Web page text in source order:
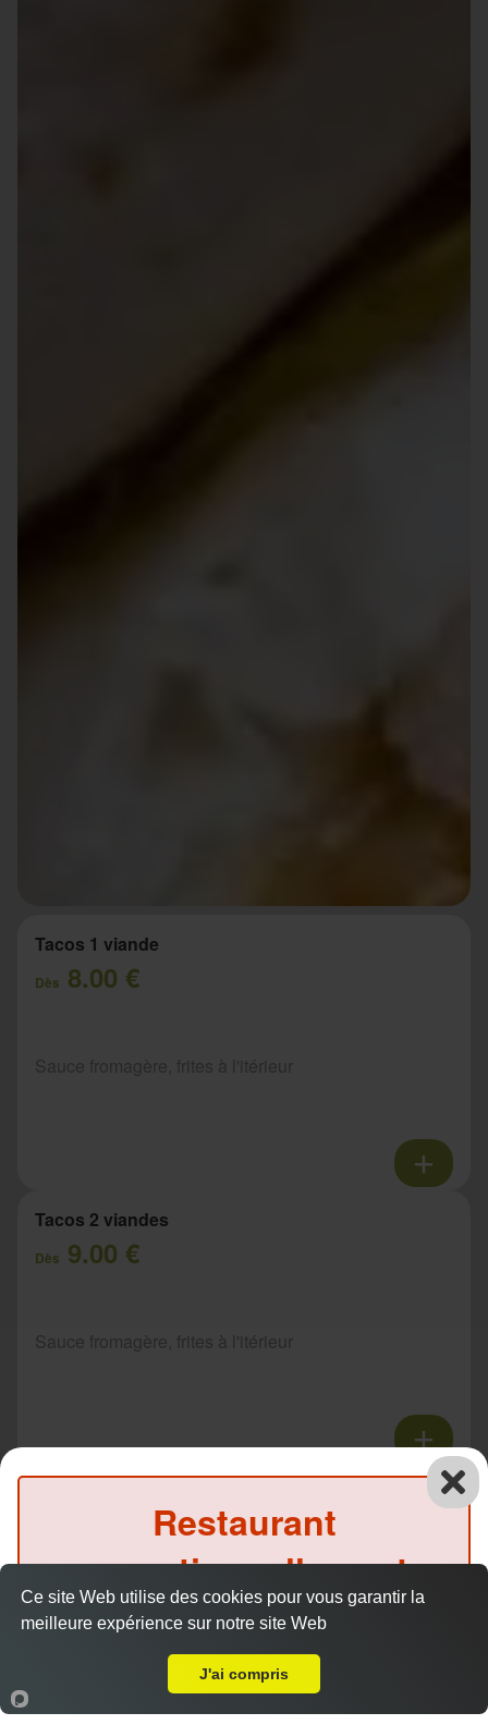
Tacos 1 viande
Dès 8.00 €
Tacos 2 viandes
Dès 9.00 €
Sauce fromagère, frites à l'itérieur
Sauce fromagère, frites à l'itérieur
Accueil Panier Compte
Restaurant
exceptionnellement
fermé ce midi
(Précommande possible)
Ce site Web utilise des cookies pour vous garantir la
meilleure expérience sur notre site Web
J'ai compris